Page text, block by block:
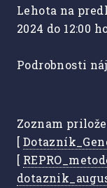
Lehota na
2024 do 12:00
Podrobnosti
Zoznam
[
[